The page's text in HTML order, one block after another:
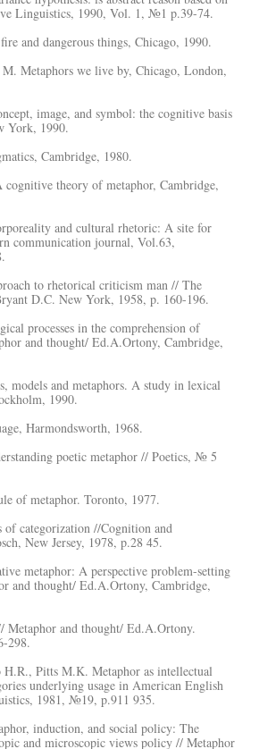
Linguistics, 1990, Vol. 1, №1 p.39-74.
and dangerous things, Chicago, 1990.
Metaphors we live by, Chicago, London,
image, and symbol: the cognitive basis
York, 1990.
Cambridge, 1980.
cognitive theory of metaphor, Cambridge,
and cultural rhetoric: A site for
communication journal, Vol.63,
to rhetorical criticism man // The
D.C. New York, 1958, p. 160-196.
processes in the comprehension of
and thought/ Ed.A.Ortony, Cambridge,
models and metaphors. A study in lexical
1990.
Harmondsworth, 1968.
poetic metaphor // Poetics, № 5
of metaphor. Toronto, 1977.
of categorization //Cognition and
New Jersey, 1978, p.28 45.
metaphor: A perspective problem-setting
and thought/ Ed.A.Ortony, Cambridge,
Metaphor and thought/ Ed.A.Ortony.
298.
Pitts M.K. Metaphor as intellectual
underlying usage in American English
1981, №19, p.911 935.
induction, and social policy: The
and microscopic views policy // Metaphor